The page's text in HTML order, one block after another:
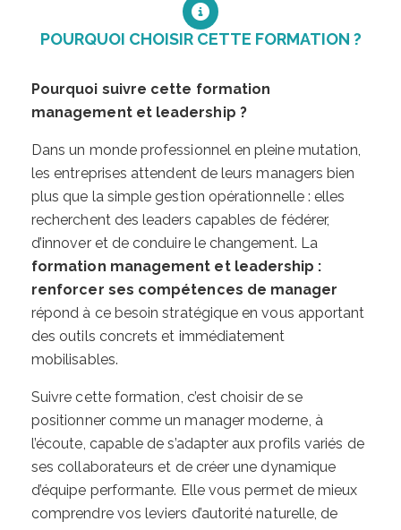
POURQUOI CHOISIR CETTE FORMATION ?
Pourquoi suivre cette formation
management et leadership ?
Dans un monde professionnel en pleine mutation,
les entreprises attendent de leurs managers bien
plus que la simple gestion opérationnelle : elles
recherchent des leaders capables de fédérer,
d’innover et de conduire le changement. La
formation management et leadership :
renforcer ses compétences de manager
répond à ce besoin stratégique en vous apportant
des outils concrets et immédiatement
mobilisables.
Suivre cette formation, c’est choisir de se
positionner comme un manager moderne, à
l’écoute, capable de s’adapter aux profils variés de
ses collaborateurs et de créer une dynamique
d’équipe performante. Elle vous permet de mieux
comprendre vos leviers d’autorité naturelle, de